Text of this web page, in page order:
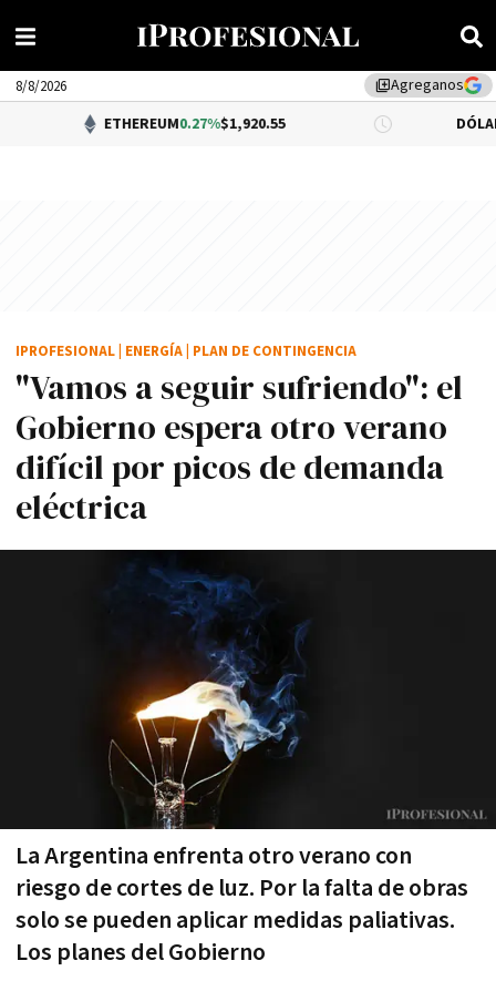
library_addAgreganos
8/8/2026
ETHEREUM 0.27%$1,920.55 DÓLAR BNA
"Vamos a seguir sufriendo": el
Gobierno espera otro verano
difícil por picos de demanda
eléctrica
La Argentina enfrenta otro verano con
riesgo de cortes de luz. Por la falta de obras
solo se pueden aplicar medidas paliativas.
Los planes del Gobierno
IPROFESIONAL ENERGÍA PLAN DE CONTINGENCIA